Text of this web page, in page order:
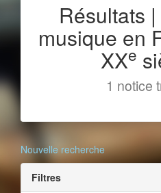
Résultats
musique en
XXe
1 notice
Nouvelle recherche
Filtres